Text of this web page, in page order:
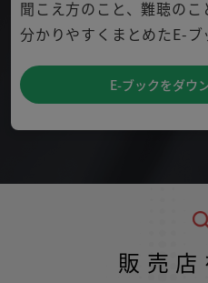
聞こえ方のこと、難聴のこ
分かりやすくまとめたE-
E-ブックをダウ
販売店